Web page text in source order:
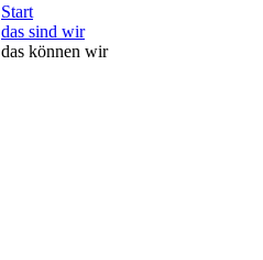
Start
das sind wir
das können wir